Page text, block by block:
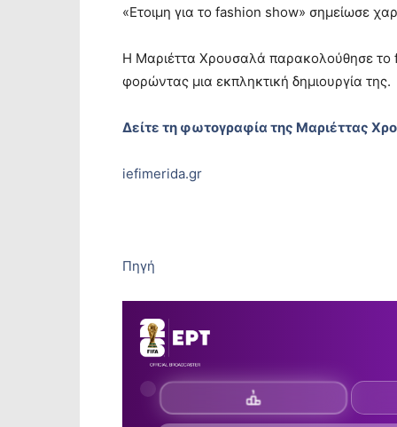
«Ετοιμη για το fashion show» σημείωσε
Η Μαριέττα Χρουσαλά παρακολούθησε το
φορώντας μια εκπληκτική δημιουργία της.
Δείτε τη φωτογραφία της Μαριέττας
iefimerida.gr
Πηγή